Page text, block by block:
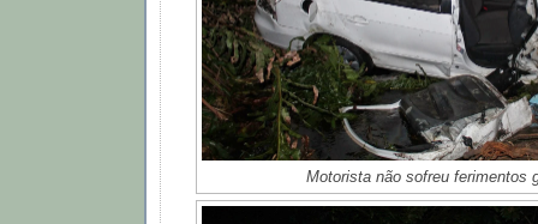
Motorista não sofreu ferimentos